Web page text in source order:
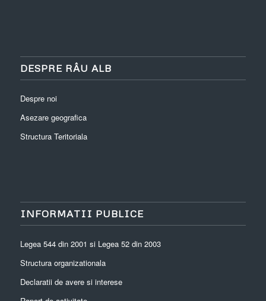
DESPRE RÂU ALB
Despre noi
Asezare geografica
Structura Teritoriala
INFORMATII PUBLICE
Legea 544 din 2001 si Legea 52 din 2003
Structura organizationala
Declaratii de avere si interese